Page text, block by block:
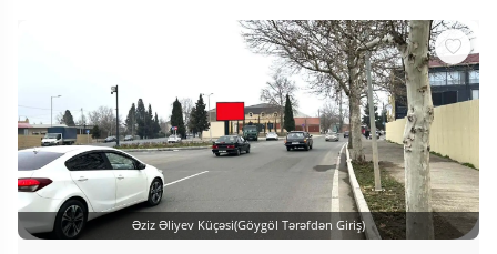
Əziz Əliyev Küçəsi(Göygöl Tərəfdən Giriş)